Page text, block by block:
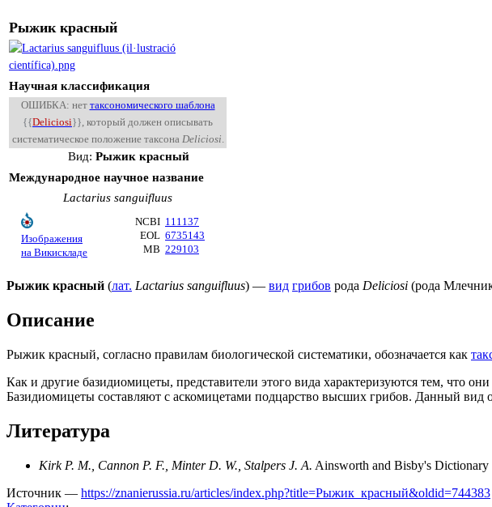
Рыжик красный
Научная классификация
ОШИБКА: нет таксономического шаблона
{{Deliciosi}}, который должен описывать
систематическое положение таксона Deliciosi.
Вид: Рыжик красный
Международное научное название
Lactarius sanguifluus
Изображения
на Викискладе
NCBI 111137
EOL 6735143
MB 229103
Рыжик красный (лат. Lactarius sanguifluus) — вид грибов рода Deliciosi (рода
Описание
Рыжик красный, согласно правилам биологической систематики, обозначается как
Как и другие базидиомицеты, представители этого вида характеризуются тем, что
Базидиомицеты составляют с аскомицетами подцарство высших грибов. Данный вид
Литература
Kirk P. M., Cannon P. F., Minter D. W., Stalpers J. A. Ainsworth and Bisby's
Источник — https://znanierussia.ru/articles/index.php?title=Рыжик_красный&oldid=744383